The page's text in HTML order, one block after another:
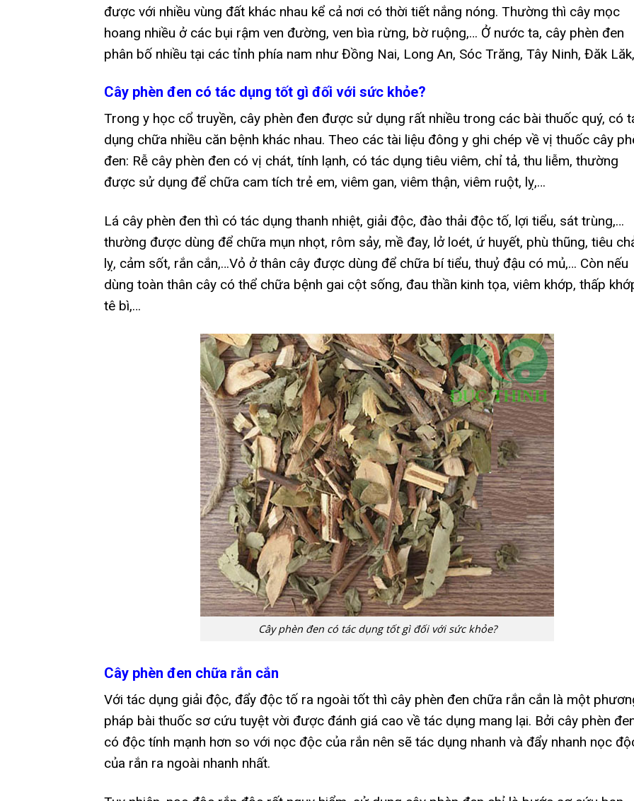
được với nhiều vùng đất khác nhau kể cả nơi có thời tiết nắng nóng. Thường thì cây mọc
hoang nhiều ở các bụi rậm ven đường, ven bìa rừng, bờ ruộng,… Ở nước ta, cây phèn đen
phân bố nhiều tại các tỉnh phía nam như Đồng Nai, Long An, Sóc Trăng, Tây Ninh, Đăk
Cây phèn đen có tác dụng tốt gì đối với sức khỏe?
Trong y học cổ truyền, cây phèn đen được sử dụng rất nhiều trong các bài thuốc quý, có
dụng chữa nhiều căn bệnh khác nhau. Theo các tài liệu đông y ghi chép về vị thuốc cây
đen: Rễ cây phèn đen có vị chát, tính lạnh, có tác dụng tiêu viêm, chỉ tả, thu liễm, thường
được sử dụng để chữa cam tích trẻ em, viêm gan, viêm thận, viêm ruột, lỵ,…
Lá cây phèn đen thì có tác dụng thanh nhiệt, giải độc, đào thải độc tố, lợi tiểu, sát trùng,…
thường được dùng để chữa mụn nhọt, rôm sảy, mề đay, lở loét, ứ huyết, phù thũng, tiêu
lỵ, cảm sốt, rắn cắn,…Vỏ ở thân cây được dùng để chữa bí tiểu, thuỷ đậu có mủ,… Còn nếu
dùng toàn thân cây có thể chữa bệnh gai cột sống, đau thần kinh tọa, viêm khớp, thấp
tê bì,…
Cây phèn đen có tác dụng tốt gì đối với sức khỏe?
Cây phèn đen chữa rắn cắn
Với tác dụng giải độc, đẩy độc tố ra ngoài tốt thì cây phèn đen chữa rắn cắn là một
pháp bài thuốc sơ cứu tuyệt vời được đánh giá cao về tác dụng mang lại. Bởi cây phèn
có độc tính mạnh hơn so với nọc độc của rắn nên sẽ tác dụng nhanh và đẩy nhanh nọc
của rắn ra ngoài nhanh nhất.